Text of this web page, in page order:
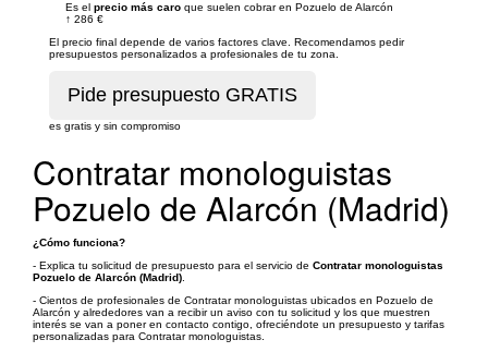
Es el precio más caro que suelen cobrar en Pozuelo de Alarcón
↑ 286 €
El precio final depende de varios factores clave. Recomendamos pedir
presupuestos personalizados a profesionales de tu zona.
es gratis y sin compromiso
Contratar monologuistas
Pozuelo de Alarcón (Madrid)
¿Cómo funciona?
- Explica tu solicitud de presupuesto para el servicio de Contratar monologuistas
Pozuelo de Alarcón (Madrid)
- Cientos de profesionales de Contratar monologuistas ubicados en Pozuelo de
Alarcón y alrededores van a recibir un aviso con tu solicitud y los que muestren
interés se van a poner en contacto contigo, ofreciéndote un presupuesto y tarifas
personalizadas para Contratar monologuistas.